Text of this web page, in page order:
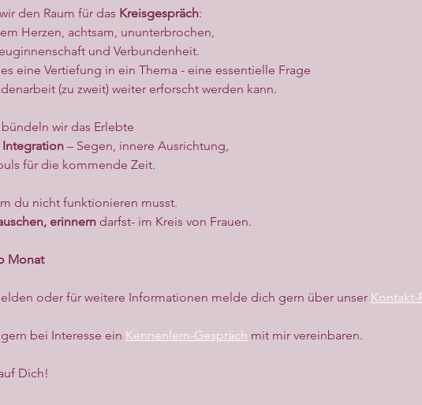
den Raum für das Kreisgespräch:
Herzen, achtsam, ununterbrochen,
und Verbundenheit.
eine Vertiefung in ein Thema - eine essentielle Frage
(zu zweit) weiter erforscht werden kann.
wir das Erlebte
– Segen, innere Ausrichtung,
für die kommende Zeit.
du nicht funktionieren musst.
erinnern darfst- im Kreis von Frauen.
Monat
oder für weitere Informationen melde dich gern über unser Kontakt-
bei Interesse ein Kennenlern-Gespräch mit mir vereinbaren.
Dich!